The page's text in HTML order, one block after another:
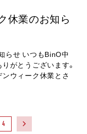
休業のお知ら
らせ いつもBinO中
がとうございます。
ウィーク休業とさ
4